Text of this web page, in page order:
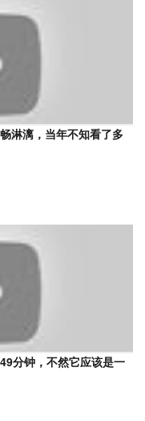
淋漓，当年不知看了多
分钟，不然它应该是一